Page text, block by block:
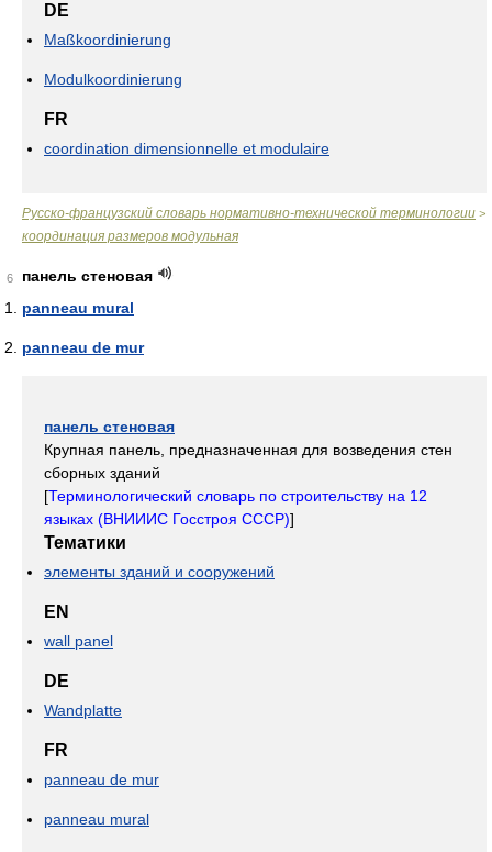
DE
Maßkoordinierung
Modulkoordinierung
FR
coordination dimensionnelle et modulaire
Русско-французский словарь нормативно-технической терминологии >
координация размеров модульная
6
панель стеновая
panneau mural
panneau de mur
панель стеновая
Крупная панель, предназначенная для возведения стен
сборных зданий
[Терминологический словарь по строительству на 12
языках (ВНИИИС Госстроя СССР)]
Тематики
элементы зданий и сооружений
EN
wall panel
DE
Wandplatte
FR
panneau de mur
panneau mural